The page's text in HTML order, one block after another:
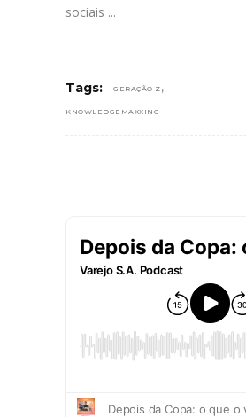
sociais
Tags: GERAÇÃO Z ,
KNOWLEDGEMAXXING